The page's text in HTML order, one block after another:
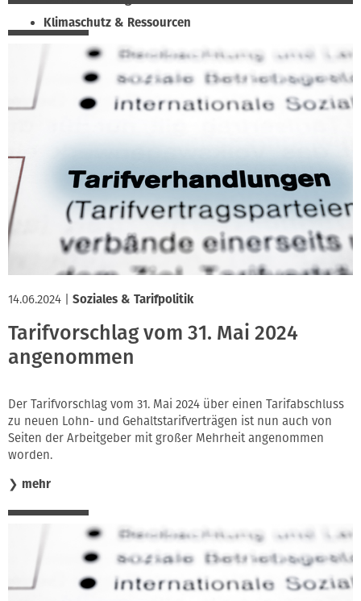
Klimaschutz & Ressourcen
Normen & Fachregeln
Prävention & Arbeitsschutz
Soziales & Tarifpolitik
Innung
14.06.2024 Soziales & Tarifpolitik
Tarifvorschlag vom 31. Mai 2024
angenommen
Der Tarifvorschlag vom 31. Mai 2024 über einen Tarifabschluss
zu neuen Lohn- und Gehaltstarifverträgen ist nun auch von
Seiten der Arbeitgeber mit großer Mehrheit angenommen
worden.
❯ mehr